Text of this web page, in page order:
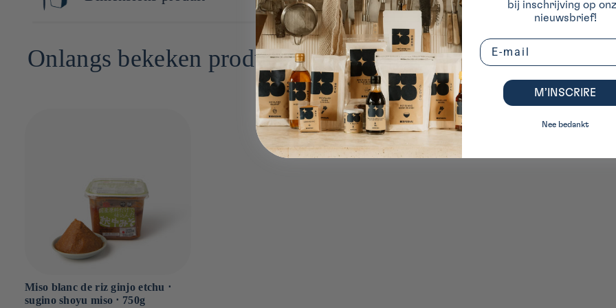
Dont acides gras saturés : g
Sel : 2.5g
Onlangs bekeken producten
Miso blanc de riz ginjo etchu ⋅
sugino shoyu miso ⋅ 750g
bij inschrijving op
nieuwsbrief!
Email
M’INSCRIRE
Nee bedankt